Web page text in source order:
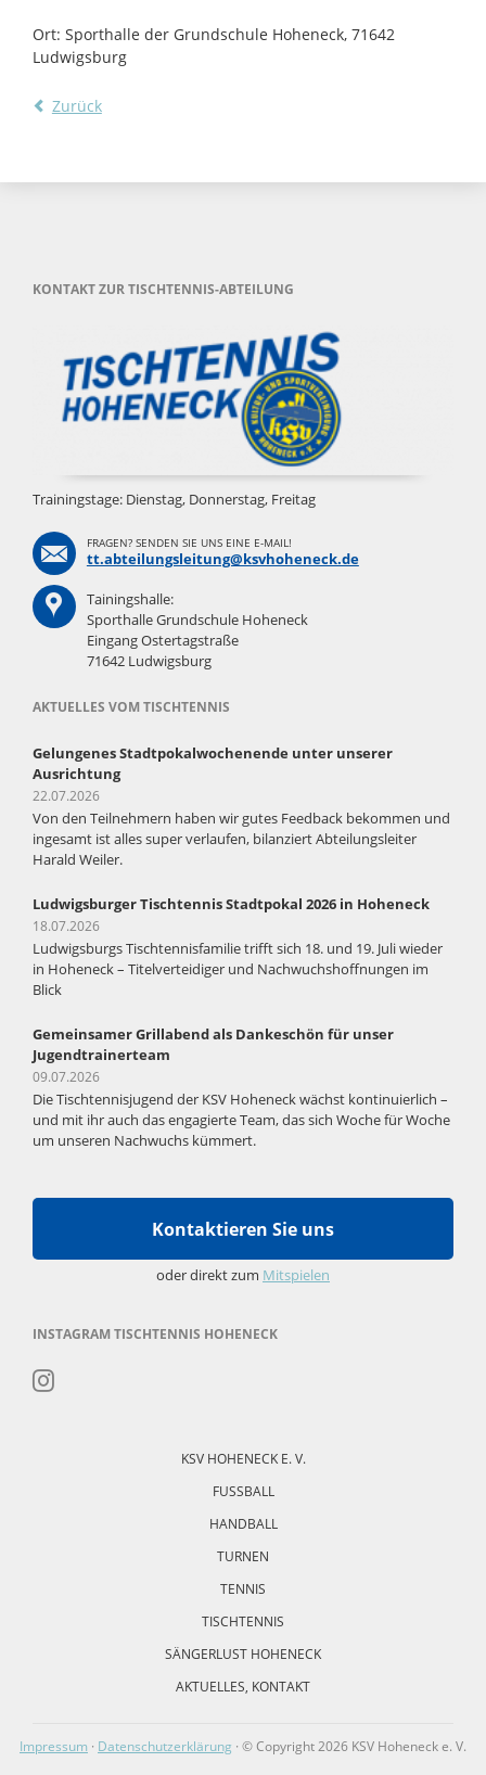
Ort: Sporthalle der Grundschule Hoheneck, 71642
Ludwigsburg
Zurück
KONTAKT ZUR TISCHTENNIS-ABTEILUNG
Trainingstage: Dienstag, Donnerstag, Freitag
FRAGEN? SENDEN SIE UNS EINE E-MAIL!
tt.abteilungsleitung@ksvhoheneck.de
Tainingshalle:
Sporthalle Grundschule Hoheneck
Eingang Ostertagstraße
71642 Ludwigsburg
AKTUELLES VOM TISCHTENNIS
Gelungenes Stadtpokalwochenende unter unserer
Ausrichtung
22.07.2026
Von den Teilnehmern haben wir gutes Feedback bekommen und
ingesamt ist alles super verlaufen, bilanziert Abteilungsleiter
Harald Weiler.
Ludwigsburger Tischtennis Stadtpokal 2026 in Hoheneck
18.07.2026
Ludwigsburgs Tischtennisfamilie trifft sich 18. und 19. Juli wieder
in Hoheneck – Titelverteidiger und Nachwuchshoffnungen im
Blick
Gemeinsamer Grillabend als Dankeschön für unser
Jugendtrainerteam
09.07.2026
Die Tischtennisjugend der KSV Hoheneck wächst kontinuierlich –
und mit ihr auch das engagierte Team, das sich Woche für Woche
um unseren Nachwuchs kümmert.
Kontaktieren Sie uns
oder direkt zum Mitspielen
INSTAGRAM TISCHTENNIS HOHENECK
KSV HOHENECK E. V.
FUSSBALL
HANDBALL
TURNEN
TENNIS
TISCHTENNIS
SÄNGERLUST HOHENECK
AKTUELLES, KONTAKT
Impressum · Datenschutzerklärung · © Copyright 2026 KSV Hoheneck e. V.